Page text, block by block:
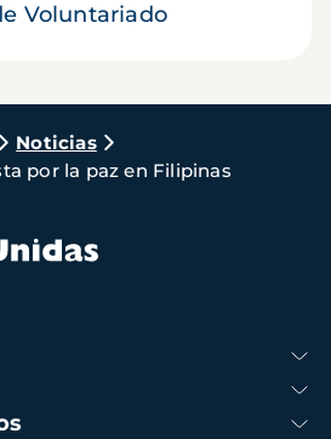
Voluntariado
Noticias
por la paz en Filipinas